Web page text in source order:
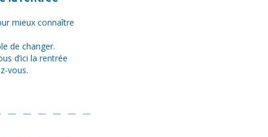
mieux connaître
de changer.
d’ici la rentrée
vous.